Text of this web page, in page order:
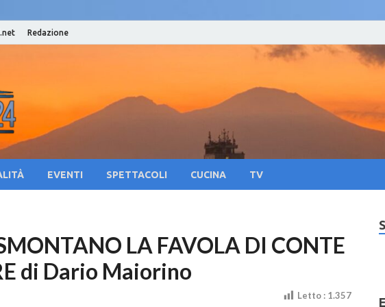
Redazione
NapoliNews24 – Notizie su
Campania Eventi, Sapori
Cultura
EVENTI SPETTACOLI CUCINA TV
LA FAVOLA DI CONTE
di Dario Maiorino
Letto : 1.357